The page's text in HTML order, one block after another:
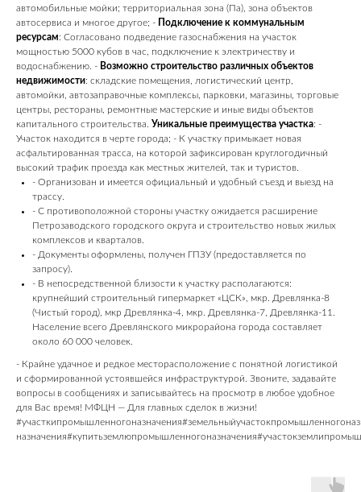
автомобильные мойки; территориальная зона (Па), зона объектов
автосервиса и многое другое; - Подключение к коммунальным
ресурсам: Согласовано подведение газоснабжения на участок
мощностью 5000 кубов в час, подключение к электричеству и
водоснабжению. - Возможно строительство различных объектов
недвижимости: складские помещения, логистический центр,
автомойки, автозаправочные комплексы, парковки, магазины, торговые
центры, рестораны, ремонтные мастерские и иные виды объектов
капитального строительства. Уникальные преимущества участка: -
Участок находится в черте города; - К участку примыкает новая
асфальтированная трасса, на которой зафиксирован круглогодичный
высокий трафик проезда как местных жителей, так и туристов.
- Организован и имеется официальный и удобный съезд и выезд на
трассу.
- С противоположной стороны участку ожидается расширение
Петрозаводского городского округа и строительство новых жилых
комплексов и кварталов.
- Документы оформлены, получен ГПЗУ (предоставляется по
запросу).
- В непосредственной близости к участку располагаются:
крупнейший строительный гипермаркет «ЦСК», мкр. Древлянка-8
(Чистый город), мкр Древлянка-4, мкр. Древлянка-7, Древлянка-11.
Население всего Древлянского микрорайона города составляет
около 60 000 человек.
- Крайне удачное и редкое месторасположение с понятной логистикой
и сформированной устоявшейся инфраструктурой. Звоните, задавайте
вопросы в сообщениях и записывайтесь на просмотр в любое удобное
для Вас время! МФЦН — Для главных сделок в жизни!